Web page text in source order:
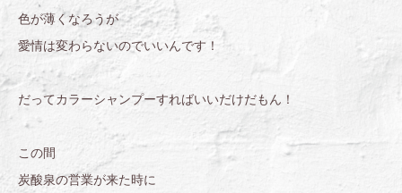
色が薄くなろうが
愛情は変わらないのでいいんです！
だってカラーシャンプーすればいいだけだもん！
この間
炭酸泉の営業が来た時に